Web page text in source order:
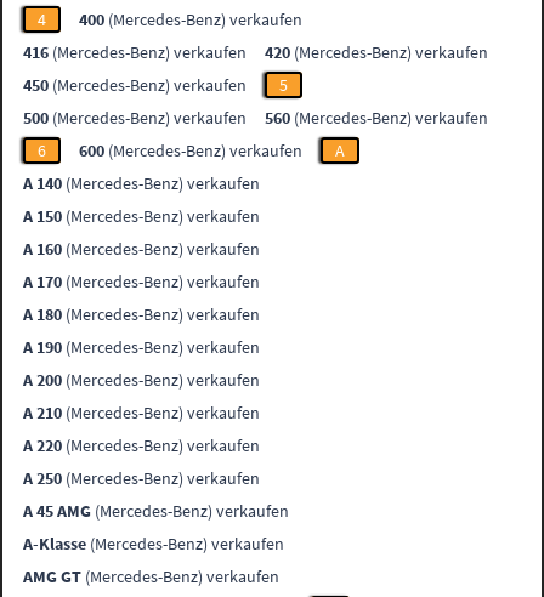
4
400 (Mercedes-Benz) verkaufen
416 (Mercedes-Benz) verkaufen 420 (Mercedes-Benz) verkaufen
450 (Mercedes-Benz) verkaufen
5
500 (Mercedes-Benz) verkaufen 560 (Mercedes-Benz) verkaufen
6
600 (Mercedes-Benz) verkaufen
A
A 140 (Mercedes-Benz) verkaufen
A 150 (Mercedes-Benz) verkaufen
A 160 (Mercedes-Benz) verkaufen
A 170 (Mercedes-Benz) verkaufen
A 180 (Mercedes-Benz) verkaufen
A 190 (Mercedes-Benz) verkaufen
A 200 (Mercedes-Benz) verkaufen
A 210 (Mercedes-Benz) verkaufen
A 220 (Mercedes-Benz) verkaufen
A 250 (Mercedes-Benz) verkaufen
A 45 AMG (Mercedes-Benz) verkaufen
A-Klasse (Mercedes-Benz) verkaufen
AMG GT (Mercedes-Benz) verkaufen